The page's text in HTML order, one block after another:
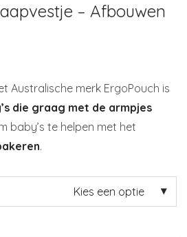
– Afbouwen
Australische merk ErgoPouch is
die graag met de armpjes
baby’s te helpen met het
.
Kies een optie